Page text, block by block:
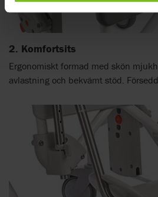
2. Komfortsits
Ergonomiskt formad med skön
avlastning och bekvämt stöd.